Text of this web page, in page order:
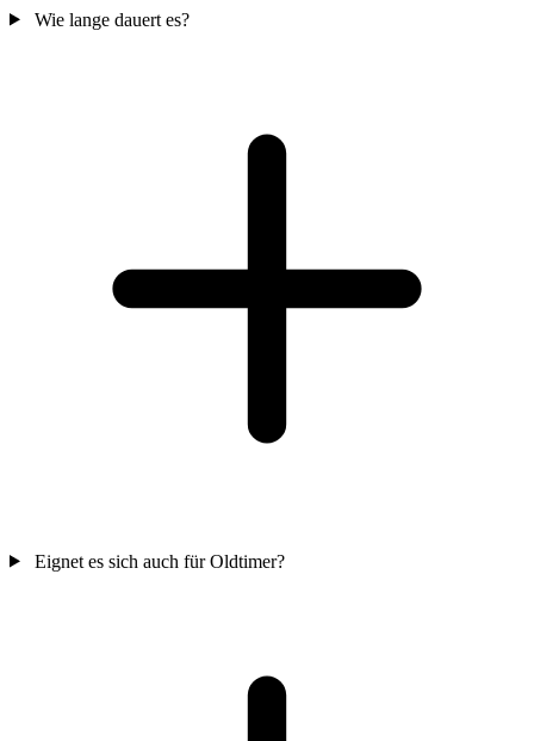
Wie lange dauert es?
Eignet es sich auch für Oldtimer?